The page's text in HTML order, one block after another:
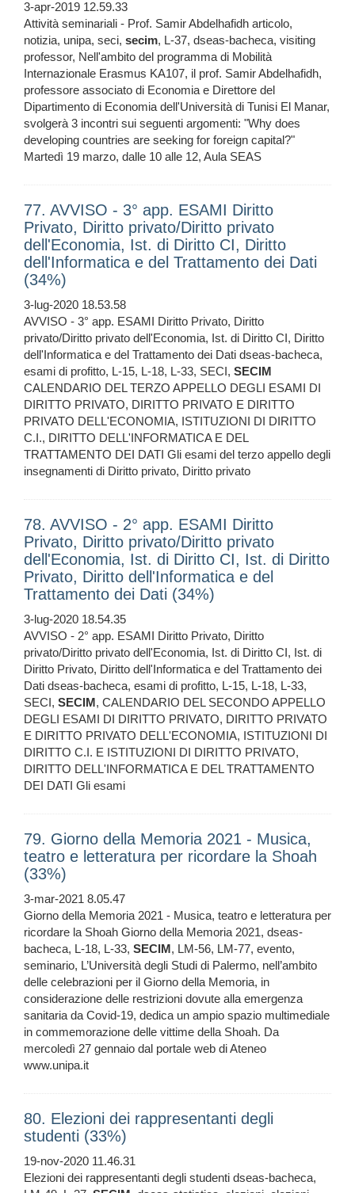
3-apr-2019 12.59.33
Attività seminariali - Prof. Samir Abdelhafidh articolo,
notizia, unipa, seci, secim, L-37, dseas-bacheca, visiting
professor, Nell'ambito del programma di Mobilità
Internazionale Erasmus KA107, il prof. Samir Abdelhafidh,
professore associato di Economia e Direttore del
Dipartimento di Economia dell'Università di Tunisi El Manar,
svolgerà 3 incontri sui seguenti argomenti: "Why does
developing countries are seeking for foreign capital?"
Martedì 19 marzo, dalle 10 alle 12, Aula SEAS
77. AVVISO - 3° app. ESAMI Diritto
Privato, Diritto privato/Diritto privato
dell'Economia, Ist. di Diritto CI, Diritto
dell'Informatica e del Trattamento dei Dati
(34%)
3-lug-2020 18.53.58
AVVISO - 3° app. ESAMI Diritto Privato, Diritto
privato/Diritto privato dell'Economia, Ist. di Diritto CI, Diritto
dell'Informatica e del Trattamento dei Dati dseas-bacheca,
esami di profitto, L-15, L-18, L-33, SECI, SECIM
CALENDARIO DEL TERZO APPELLO DEGLI ESAMI DI
DIRITTO PRIVATO, DIRITTO PRIVATO E DIRITTO
PRIVATO DELL'ECONOMIA, ISTITUZIONI DI DIRITTO
C.I., DIRITTO DELL'INFORMATICA E DEL
TRATTAMENTO DEI DATI Gli esami del terzo appello degli
insegnamenti di Diritto privato, Diritto privato
78. AVVISO - 2° app. ESAMI Diritto
Privato, Diritto privato/Diritto privato
dell'Economia, Ist. di Diritto CI, Ist. di Diritto
Privato, Diritto dell'Informatica e del
Trattamento dei Dati (34%)
3-lug-2020 18.54.35
AVVISO - 2° app. ESAMI Diritto Privato, Diritto
privato/Diritto privato dell'Economia, Ist. di Diritto CI, Ist. di
Diritto Privato, Diritto dell'Informatica e del Trattamento dei
Dati dseas-bacheca, esami di profitto, L-15, L-18, L-33,
SECI, SECIM, CALENDARIO DEL SECONDO APPELLO
DEGLI ESAMI DI DIRITTO PRIVATO, DIRITTO PRIVATO
E DIRITTO PRIVATO DELL'ECONOMIA, ISTITUZIONI DI
DIRITTO C.I. E ISTITUZIONI DI DIRITTO PRIVATO,
DIRITTO DELL'INFORMATICA E DEL TRATTAMENTO
DEI DATI Gli esami
79. Giorno della Memoria 2021 - Musica,
teatro e letteratura per ricordare la Shoah
(33%)
3-mar-2021 8.05.47
Giorno della Memoria 2021 - Musica, teatro e letteratura per
ricordare la Shoah Giorno della Memoria 2021, dseas-
bacheca, L-18, L-33, SECIM, LM-56, LM-77, evento,
seminario, L’Università degli Studi di Palermo, nell’ambito
delle celebrazioni per il Giorno della Memoria, in
considerazione delle restrizioni dovute alla emergenza
sanitaria da Covid-19, dedica un ampio spazio multimediale
in commemorazione delle vittime della Shoah. Da
mercoledì 27 gennaio dal portale web di Ateneo
www.unipa.it
80. Elezioni dei rappresentanti degli
studenti (33%)
19-nov-2020 11.46.31
Elezioni dei rappresentanti degli studenti dseas-bacheca,